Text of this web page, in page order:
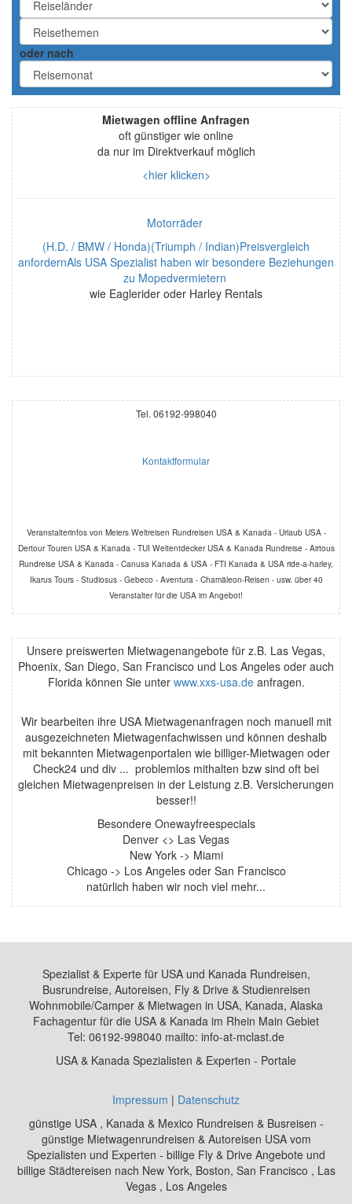
oder nach
Mietwagen offline Anfragen
oft günstiger wie online
da nur im Direktverkauf möglich
<hier klicken>
Motorräder
(H.D. / BMW / Honda)(Triumph / Indian)Preisvergleich
anfordernAls USA Spezialist haben wir besondere Beziehungen
zu Mopedvermietern
wie Eaglerider oder Harley Rentals
Tel. 06192-998040
Kontaktformular
Veranstalterinfos von Meiers Weltreisen Rundreisen USA & Kanada - Urlaub USA -
Dertour Touren USA & Kanada - TUI Weltentdecker USA & Kanada Rundreise - Airtous
Rundreise USA & Kanada - Canusa Kanada & USA - FTI Kanada & USA ride-a-harley,
Ikarus Tours - Studiosus - Gebeco - Aventura - Chamäleon-Reisen - usw. über 40
Veranstalter für die USA im Angebot!
Unsere preiswerten Mietwagenangebote für z.B. Las Vegas,
Phoenix, San Diego, San Francisco und Los Angeles oder auch
Florida können Sie unter www.xxs-usa.deanfragen.
Wir bearbeiten ihre USA Mietwagenanfragen noch manuell mit
ausgezeichneten Mietwagenfachwissen und können deshalb
mit bekannten Mietwagenportalen wie billiger-Mietwagen oder
Check24 und div ... problemlos mithalten bzw sind oft bei
gleichen Mietwagenpreisen in der Leistung z.B. Versicherungen
besser!!
Besondere Onewayfreespecials
Denver <> Las Vegas
New York -> Miami
Chicago -> Los Angeles oder San Francisco
natürlich haben wir noch viel mehr...
Spezialist & Experte für USA und Kanada Rundreisen,
Busrundreise, Autoreisen, Fly & Drive & Studienreisen
Wohnmobile/Camper & Mietwagen in USA, Kanada, Alaska
Fachagentur für die USA & Kanada im Rhein Main Gebiet
Tel: 06192-998040 mailto: info-at-mclast.de
USA & Kanada Spezialisten & Experten - Portale
Impressum | Datenschutz
günstige USA , Kanada & Mexico Rundreisen & Busreisen -
günstige Mietwagenrundreisen & Autoreisen USA vom
Spezialisten und Experten - billige Fly & Drive Angebote und
billige Städtereisen nach New York, Boston, San Francisco , Las
Vegas , Los Angeles